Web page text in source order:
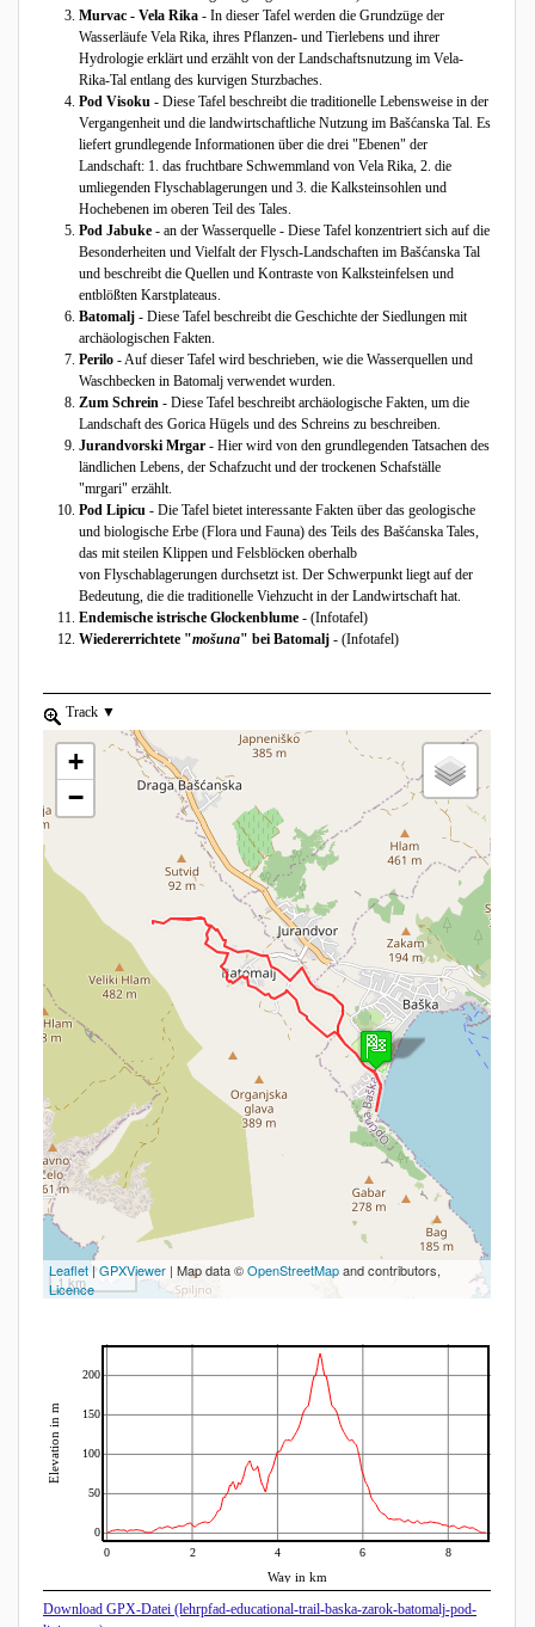
Murvac - Vela Rika - In dieser Tafel werden die Grundzüge der
Wasserläufe Vela Rika, ihres Pflanzen- und Tierlebens und ihrer
Hydrologie erklärt und erzählt von der Landschaftsnutzung im Vela-
Rika-Tal entlang des kurvigen Sturzbaches.
Pod Visoku - Diese Tafel beschreibt die traditionelle Lebensweise in der
Vergangenheit und die landwirtschaftliche Nutzung im Bašćanska Tal. Es
liefert grundlegende Informationen über die drei "Ebenen" der
Landschaft: 1. das fruchtbare Schwemmland von Vela Rika, 2. die
umliegenden Flyschablagerungen und 3. die Kalksteinsohlen und
Hochebenen im oberen Teil des Tales.
Pod Jabuke - an der Wasserquelle - Diese Tafel konzentriert sich auf die
Besonderheiten und Vielfalt der Flysch-Landschaften im Bašćanska Tal
und beschreibt die Quellen und Kontraste von Kalksteinfelsen und
entblößten Karstplateaus.
Batomalj - Diese Tafel beschreibt die Geschichte der Siedlungen mit
archäologischen Fakten.
Perilo - Auf dieser Tafel wird beschrieben, wie die Wasserquellen und
Waschbecken in Batomalj verwendet wurden.
Zum Schrein - Diese Tafel beschreibt archäologische Fakten, um die
Landschaft des Gorica Hügels und des Schreins zu beschreiben.
Jurandvorski Mrgar - Hier wird von den grundlegenden Tatsachen des
ländlichen Lebens, der Schafzucht und der trockenen Schafställe
"mrgari" erzählt.
Pod Lipicu - Die Tafel bietet interessante Fakten über das geologische
und biologische Erbe (Flora und Fauna) des Teils des Bašćanska Tales,
das mit steilen Klippen und Felsblöcken oberhalb
von Flyschablagerungen durchsetzt ist. Der Schwerpunkt liegt auf der
Bedeutung, die die traditionelle Viehzucht in der Landwirtschaft hat.
Endemische istrische Glockenblume - (Infotafel)
Wiedererrichtete "mošuna" bei Batomalj - (Infotafel)
zoom to element.
Track show list, use the arrow keys to navigate in the list
+
−
1 km
Leaflet |GPXViewer | Map data ©OpenStreetMapand contributors,
Licence
Way in km
Elevation in m
0 2 4 6 8
0
50
100
150
200
Download GPX-Datei (lehrpfad-educational-trail-baska-zarok-batomalj-pod-